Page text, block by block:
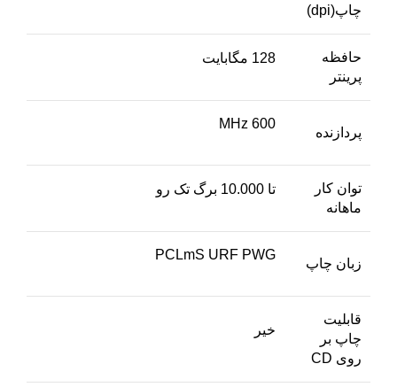
چاپ(dpi)
حافظه
پرینتر
128 مگابایت
پردازنده
600 MHz
توان کار
ماهانه
تا 10.000 برگ تک رو
زبان چاپ
PCLmS URF PWG
قابلیت
چاپ بر
روی CD
خیر